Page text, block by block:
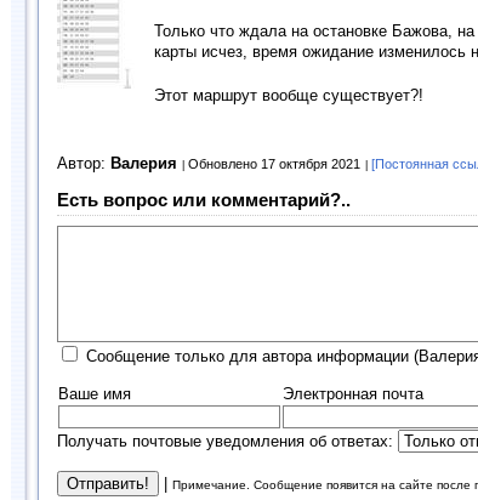
Только что ждала на остановке Бажова,
карты исчез, время ожидание изменилось
Этот маршрут вообще существует?!
Автор: Валерия Обновлено 17 октября 2021 [Постоянная
Есть вопрос или комментарий?..
Сообщение только для автора информации
Ваше имя Электронная почта
Получать почтовые уведомления об ответах:
| Примечание. Сообщение появится на сайте после